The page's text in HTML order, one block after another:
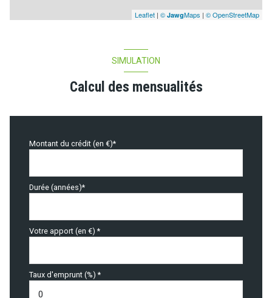
Leaflet | © JawgMaps | © OpenStreetMap
SIMULATION
Calcul des mensualités
Montant du crédit (en €)*
Durée (années)*
Votre apport (en €) *
Taux d'emprunt (%) *